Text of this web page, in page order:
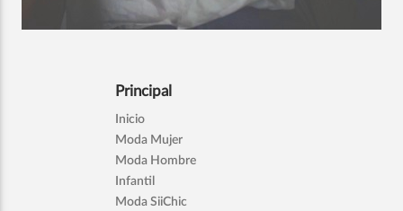
Principal
Inicio
Moda Mujer
Moda Hombre
Infantil
Moda SiiChic